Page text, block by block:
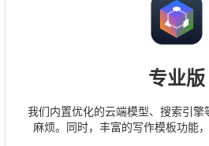
专业版
我们内置优化的云端模型、搜索引擎
麻烦。同时，丰富的写作模板功能